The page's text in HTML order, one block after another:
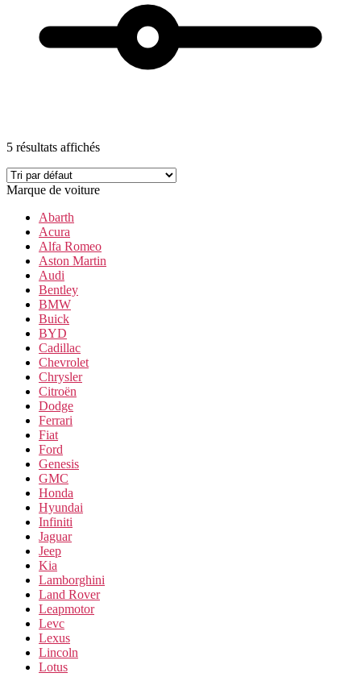
5 résultats affichés
Marque de voiture
Abarth
Acura
Alfa Romeo
Aston Martin
Audi
Bentley
BMW
Buick
BYD
Cadillac
Chevrolet
Chrysler
Citroën
Dodge
Ferrari
Fiat
Ford
Genesis
GMC
Honda
Hyundai
Infiniti
Jaguar
Jeep
Kia
Lamborghini
Land Rover
Leapmotor
Levc
Lexus
Lincoln
Lotus